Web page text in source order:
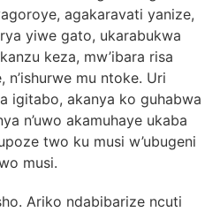
agakaravati yanize,
yiwe gato, ukarabukwa
keza, mw’ibara risa
n’ishurwe mu ntoke. Uri
igitabo, akanya ko guhabwa
n’uwo akamuhaye ukaba
two ku musi w’ubugeni
musi.
Ariko ndabibarize ncuti